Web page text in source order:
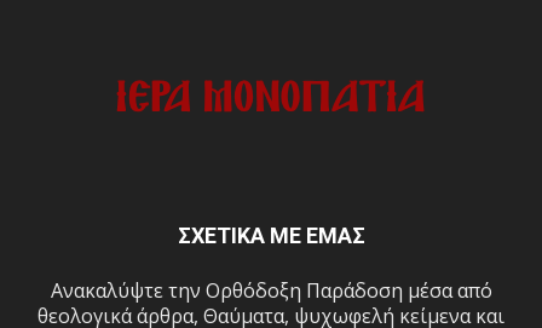
ΣΧΕΤΙΚΑ ΜΕ ΕΜΑΣ
Ανακαλύψτε την Ορθόδοξη Παράδοση μέσα από
θεολογικά άρθρα, Θαύματα, ψυχωφελή κείμενα και